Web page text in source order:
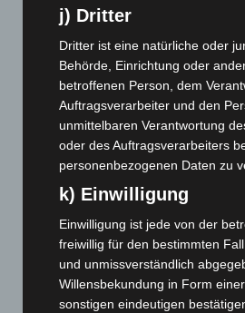
Januar 2023(140)
Dezember 2022(130)
November 2022 (167)
Oktober 2022(166)
September 2022(205)
August 2022(166)
Juli 2022 (133)
Juni 2022
(167)
Mai 2022(177)
April 2022(198)
März 2022(221)
j) Dritter
Dritter ist eine natürliche oder
Behörde, Einrichtung oder
betroffenen Person, dem
Auftragsverarbeiter und den
unmittelbaren Verantwortung
oder des Auftragsverarbeiters
personenbezogenen Daten zu
k) Einwilligung
Einwilligung ist jede von der
freiwillig für den bestimmten
und unmissverständlich
Willensbekundung in Form
sonstigen eindeutigen